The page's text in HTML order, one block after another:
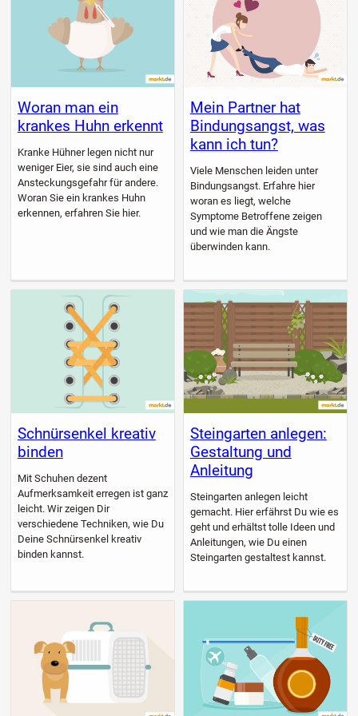
Woran man ein
krankes Huhn erkennt
Kranke Hühner legen nicht nur
weniger Eier, sie sind auch eine
Ansteckungsgefahr für andere.
Woran Sie ein krankes Huhn
erkennen, erfahren Sie hier.
Mein Partner hat
Bindungsangst, was
kann ich tun?
Viele Menschen leiden unter
Bindungsangst. Erfahre hier
woran es liegt, welche
Symptome Betroffene zeigen
und wie man die Ängste
überwinden kann.
Schnürsenkel kreativ
binden
Mit Schuhen dezent
Aufmerksamkeit erregen ist ganz
leicht. Wir zeigen Dir
verschiedene Techniken, wie Du
Deine Schnürsenkel kreativ
binden kannst.
Steingarten anlegen:
Gestaltung und
Anleitung
Steingarten anlegen leicht
gemacht. Hier erfährst Du wie es
geht und erhältst tolle Ideen und
Anleitungen, wie Du einen
Steingarten gestaltest kannst.